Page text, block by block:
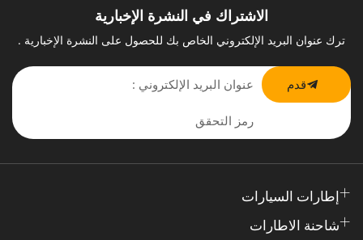
الاشتراك في النشرة الإخبارية
ترك عنوان البريد الإلكتروني الخاص بك للحصول على النشرة الإخبارية .
قدم
إطارات السيارات
شاحنة الاطارات